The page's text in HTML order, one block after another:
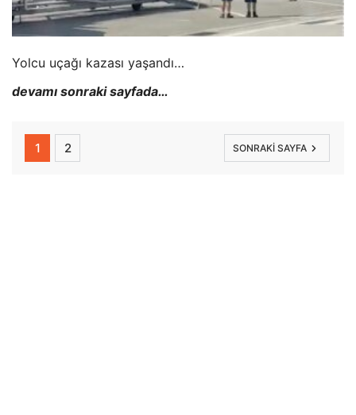
Yolcu uçağı kazası yaşandı…
devamı sonraki sayfada…
1 2 SONRAKI SAYFA